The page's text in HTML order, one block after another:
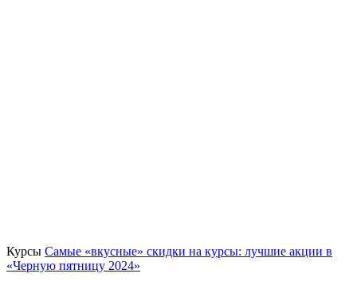
Курсы Самые «вкусные» скидки на курсы: лучшие акции в
«Черную пятницу 2024»